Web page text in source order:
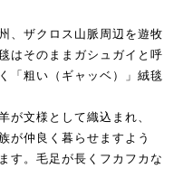
、ザクロス山脈周辺を遊牧
はそのままガシュガイと呼
「粗い（ギャッベ）」絨毯
が文様として織込まれ、
が仲良く暮らせますよう
す。毛足が長くフカフカな